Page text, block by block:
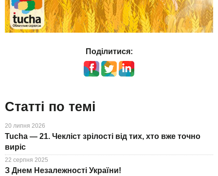
Поділитися:
Статті по темі
20 липня 2026
Tucha — 21. Чекліст зрілості від тих, хто вже точно
виріс
22 серпня 2025
З Днем Незалежності України!